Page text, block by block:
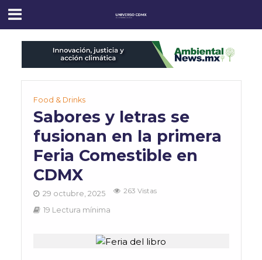
Food & Drinks
Sabores y letras se
fusionan en la primera
Feria Comestible en
CDMX
29 octubre, 2025 263 Vistas
19 Lectura mínima